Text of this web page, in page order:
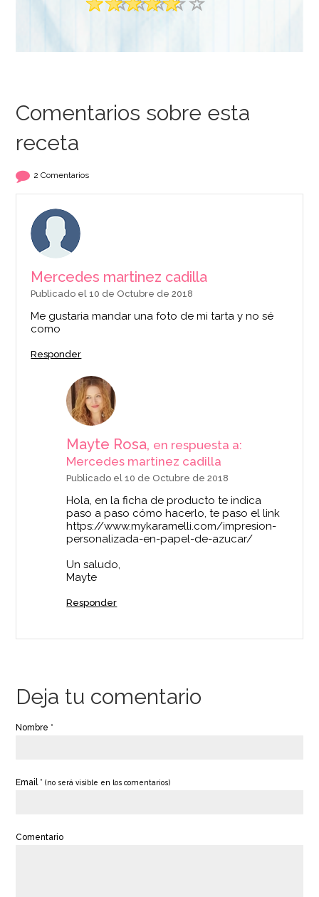
Comentarios sobre esta
receta
2 Comentarios
Mercedes martinez cadilla
Publicado el 10 de Octubre de 2018
Me gustaria mandar una foto de mi tarta y no sé
como
Responder
Mayte Rosa, en respuesta a:
Mercedes martinez cadilla
Publicado el 10 de Octubre de 2018
Hola, en la ficha de producto te indica
paso a paso cómo hacerlo, te paso el link
https://www.mykaramelli.com/impresion-
personalizada-en-papel-de-azucar/
Un saludo,
Mayte
Responder
Deja tu comentario
Nombre *
Email *(no será visible en los comentarios)
Comentario